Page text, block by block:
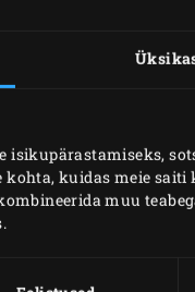
isikupärastamiseks,
kuidas meie
muu